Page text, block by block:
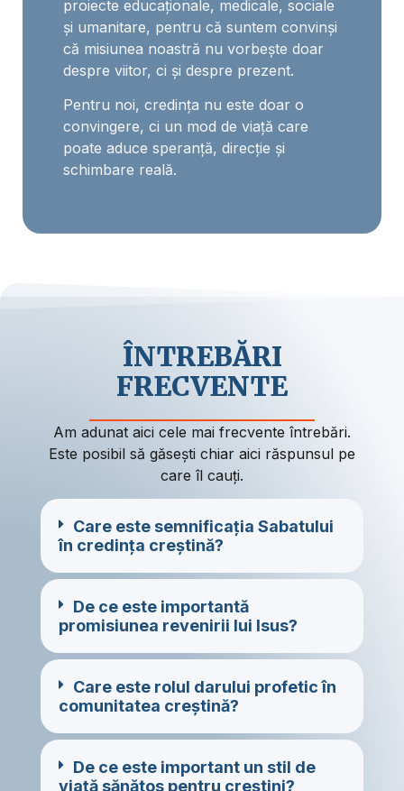
proiecte educaționale, medicale, sociale
și umanitare, pentru că suntem convinși
că misiunea noastră nu vorbește doar
despre viitor, ci și despre prezent.
Pentru noi, credința nu este doar o
convingere, ci un mod de viață care
poate aduce speranță, direcție și
schimbare reală.
ÎNTREBĂRI
FRECVENTE
Am adunat aici cele mai frecvente întrebări.
Este posibil să găsești chiar aici răspunsul pe
care îl cauți.
Care este semnificația Sabatului
în credința creștină?
De ce este importantă
promisiunea revenirii lui Isus?
Care este rolul darului profetic în
comunitatea creștină?
De ce este important un stil de
viață sănătos pentru creștini?